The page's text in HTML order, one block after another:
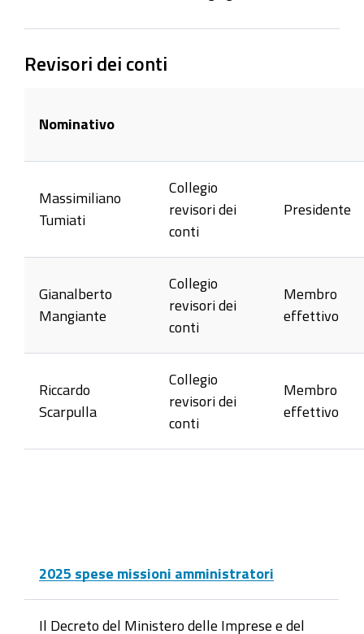
Revisori dei conti
Nominativo
Massimiliano
Tumiati
Collegio
revisori dei
conti
Presidente
Gianalberto
Mangiante
Collegio
revisori dei
conti
Membro
effettivo
Riccardo
Scarpulla
Collegio
revisori dei
conti
Membro
effettivo
2025 spese missioni amministratori
Il Decreto del Ministero delle Imprese e del